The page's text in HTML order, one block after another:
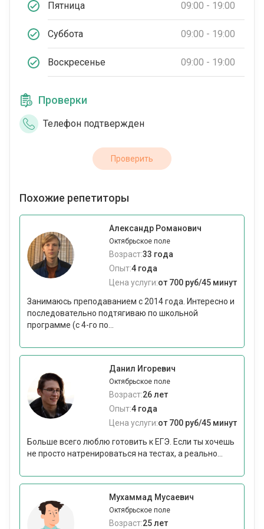
Пятница 09:00 - 19:00
Суббота 09:00 - 19:00
Воскресенье 09:00 - 19:00
Проверки
Телефон подтвержден
Проверить
Похожие репетиторы
Александр Романович
Октябрьское поле
Возраст:33 года
Опыт:4 года
Цена услуги:от 700 руб/45 минут
Занимаюсь преподаванием с 2014 года. Интересно и
последовательно подтягиваю по школьной
программе (с 4-го по...
Данил Игоревич
Октябрьское поле
Возраст:26 лет
Опыт:4 года
Цена услуги:от 700 руб/45 минут
Больше всего люблю готовить к ЕГЭ. Если ты хочешь
не просто натренироваться на тестах, а реально...
Мухаммад Мусаевич
Октябрьское поле
Возраст:25 лет